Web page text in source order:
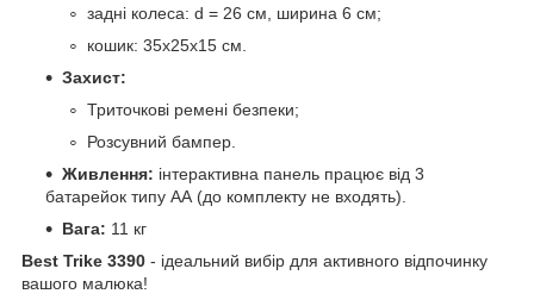
задні колеса: d = 26 см, ширина 6 см;
кошик: 35х25х15 см.
Захист:
Триточкові ремені безпеки;
Розсувний бампер.
Живлення: інтерактивна панель працює від 3
батарейок типу АА (до комплекту не входять).
Вага: 11 кг
Best Trike 3390 - ідеальний вибір для активного відпочинку
вашого малюка!